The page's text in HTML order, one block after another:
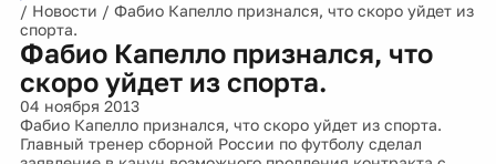
/ Новости / Фабио Капелло признался, что скоро уйдет из
спорта.
Фабио Капелло признался, что
скоро уйдет из спорта.
04 ноября 2013
Фабио Капелло признался, что скоро уйдет из спорта.
Главный тренер сборной России по футболу сделал